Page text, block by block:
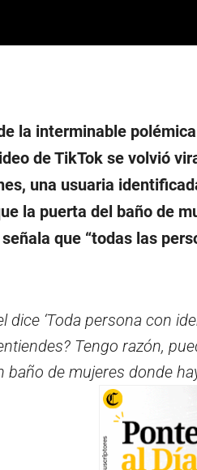
la interminable
de TikTok se volvió
una usuaria
la puerta del baño de
que “todas las
dice ‘Toda persona con
Tengo razón,
baño de mujeres donde